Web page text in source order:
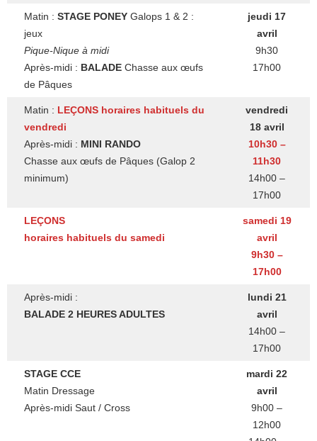
Matin : STAGE PONEY Galops 1 & 2 :
jeux
Pique-Nique à midi
Après-midi : BALADE Chasse aux œufs
de Pâques
jeudi 17
avril
9h30
17h00
Matin : LEÇONS horaires habituels du
vendredi
Après-midi : MINI RANDO
Chasse aux œufs de Pâques (Galop 2
minimum)
vendredi
18 avril
10h30 –
11h30
14h00 –
17h00
LEÇONS
horaires habituels du samedi
samedi 19
avril
9h30 –
17h00
Après-midi :
BALADE 2 HEURES ADULTES
lundi 21
avril
14h00 –
17h00
STAGE CCE
Matin Dressage
Après-midi Saut / Cross
mardi 22
avril
9h00 –
12h00